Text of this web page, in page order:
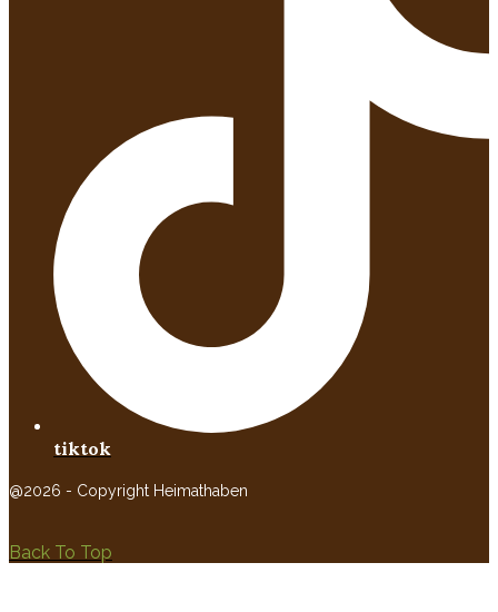
tiktok
@2026 - Copyright Heimathaben
Back To Top